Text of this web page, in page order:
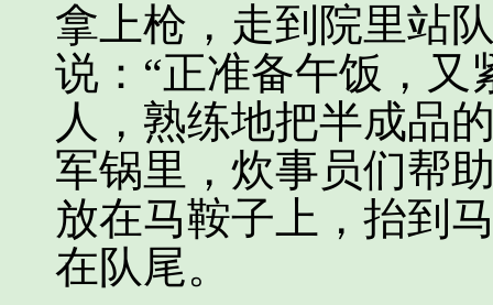
拿上枪，走到院里站
说：“正准备午饭，又
人，熟练地把半成品
军锅里，炊事员们帮
放在马鞍子上，抬到
在队尾。